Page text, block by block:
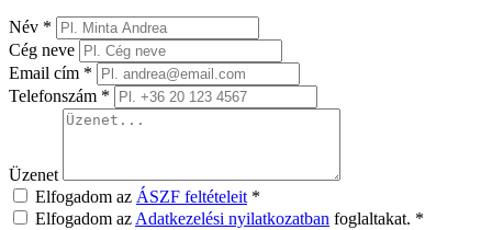
Név *
Cég neve
Email cím *
Telefonszám *
Üzenet
Elfogadom az ÁSZF feltételeit *
Elfogadom az Adatkezelési nyilatkozatban foglaltakat. *